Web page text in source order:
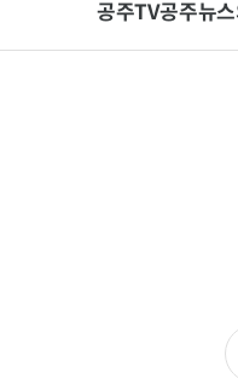
공주TV공주뉴스